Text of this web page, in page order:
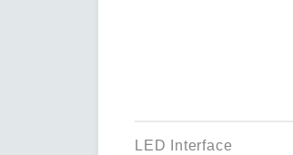
LED Interface